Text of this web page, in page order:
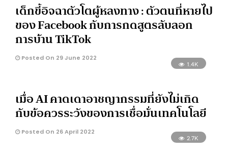
เด็กขี้อิจฉาตัวโตผู้หลงทาง : ตัวตนที่หายไป
ของ Facebook กับการกดสูตรลับลอก
การบ้าน TikTok
Posted On 29 June 2022
1.4K
เมื่อ AI คาดเดาอาชญากรรมที่ยังไม่เกิด
กับข้อควรระวังของการเชื่อมั่นเทคโนโลยี
Posted On 26 April 2022
2.7K